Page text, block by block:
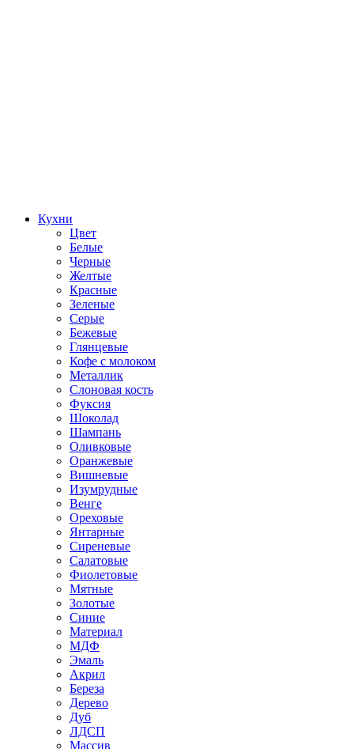
Кухни
Цвет
Белые
Черные
Желтые
Красные
Зеленые
Серые
Бежевые
Глянцевые
Кофе с молоком
Металлик
Слоновая кость
Фуксия
Шоколад
Шампань
Оливковые
Оранжевые
Вишневые
Изумрудные
Венге
Ореховые
Янтарные
Сиреневые
Салатовые
Фиолетовые
Мятные
Золотые
Синие
Материал
МДФ
Эмаль
Акрил
Береза
Дерево
Дуб
ЛДСП
Массив